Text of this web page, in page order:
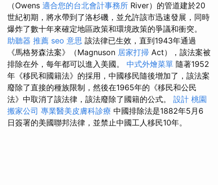
（Owens 適合您的台北會計事務所 River）的管道建於20
世紀初期，將水帶到了洛杉磯，並允許該市迅速發展，同時
爆炸了數十年來確定地區政策和環境政策的爭議和衝突。
助聽器 推薦 seo 意思 該法律已生效，直到1943年通過
《馬格努森法案》（Magnuson 居家打掃 Act），該法案被
排除在外，每年都可以進入美國。 中式外燴菜單 隨著1952
年《移民和國籍法》的採用，中國移民隨後增加了，該法案
廢除了直接的種族限制，然後在1965年的《移民和公民
法》中取消了該法律，該法廢除了國籍的公式。 設計 桃園
搬家公司 專業醫美皮膚科診療 中國排除法是1882年5月6
日簽署的美國聯邦法律，並禁止中國工人移民10年。